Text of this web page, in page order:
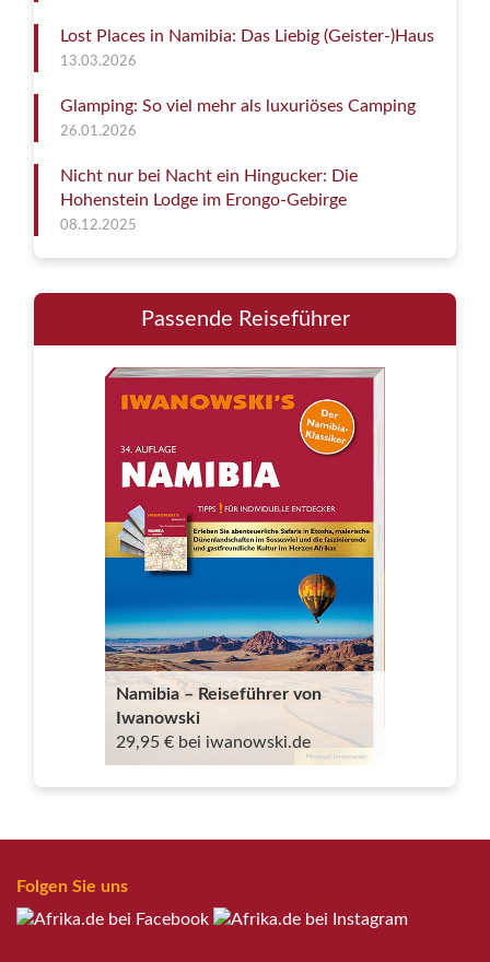
Lost Places in Namibia: Das Liebig (Geister-)Haus
13.03.2026
Glamping: So viel mehr als luxuriöses Camping
26.01.2026
Nicht nur bei Nacht ein Hingucker: Die
Hohenstein Lodge im Erongo-Gebirge
08.12.2025
Passende Reiseführer
Namibia – Reiseführer von
Iwanowski
29,95 € bei iwanowski.de
Folgen Sie uns